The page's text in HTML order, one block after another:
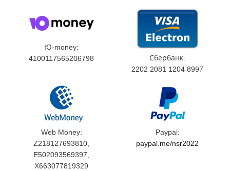
Ю-money:
4100117565206798
Сбербанк:
2202 2081 1204 8997
Web Money:
Z218127693810,
E502093569397,
X663077819329
Paypal:
paypal.me/nsr2022